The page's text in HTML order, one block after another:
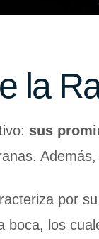
la
sus
Además,
por
los